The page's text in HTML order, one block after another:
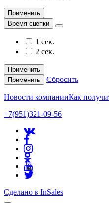
Применить
Время сцепки
1 сек.
2 сек.
Применить
Применить
Сбросить
Новости компанииКак
+7(951)321-09-56
Сделано в InSales